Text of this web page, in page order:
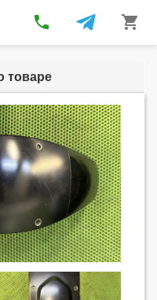
phone shopping_cart
товаре